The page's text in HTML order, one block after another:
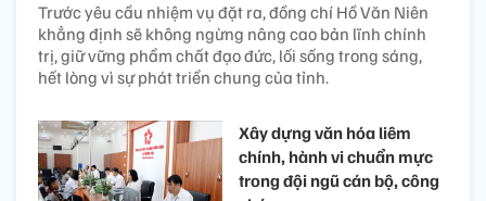
Trước yêu cầu nhiệm vụ đặt ra, đồng chí Hồ Văn Niên
khẳng định sẽ không ngừng nâng cao bản lĩnh chính
trị, giữ vững phẩm chất đạo đức, lối sống trong sáng,
hết lòng vì sự phát triển chung của tỉnh.
Xây dựng văn hóa liêm
chính, hành vi chuẩn mực
trong đội ngũ cán bộ, công